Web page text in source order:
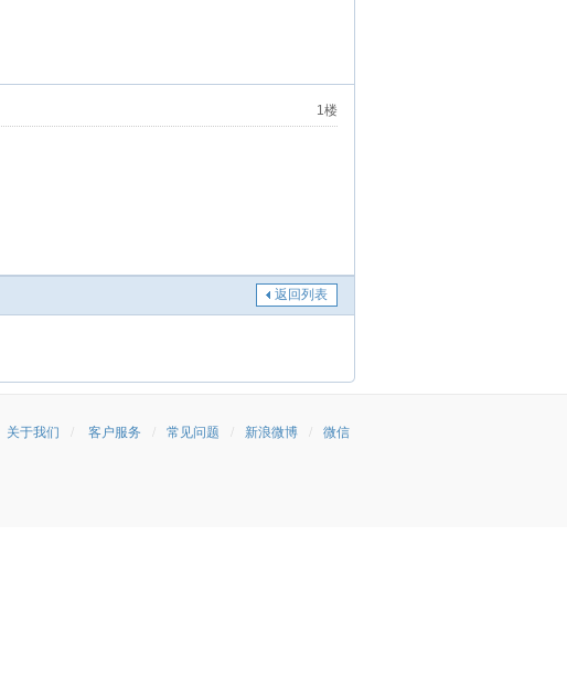
1楼
返回列表
关于我们 客户服务 常见问题 新浪微博 微信